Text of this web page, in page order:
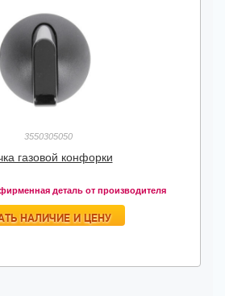
3550305050
газовой конфорки
деталь от производителя
НАЛИЧИЕ И ЦЕНУ